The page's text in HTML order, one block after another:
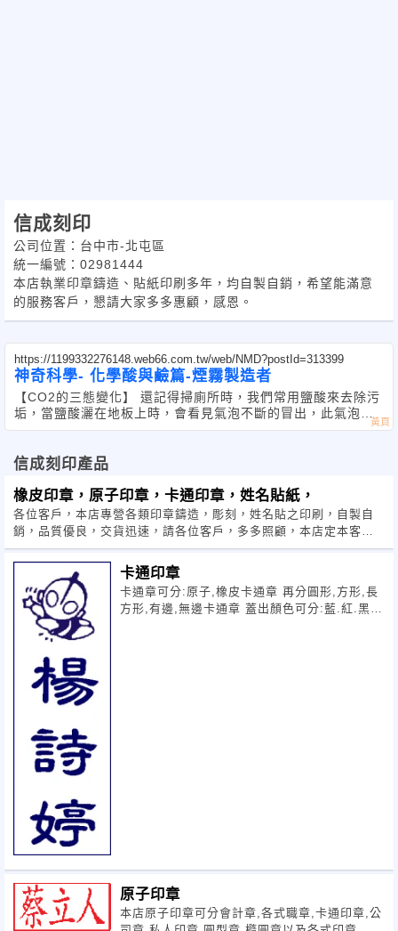
信成刻印
公司位置：台中市-北屯區
統一編號：02981444
本店執業印章鑄造、貼紙印刷多年，均自製自銷，希望能滿意
的服務客戶，懇請大家多多惠顧，感恩。
https://1199332276148.web66.com.tw/web/NMD?postId=313399
神奇科學- 化學酸與鹼篇-煙霧製造者
【CO2的三態變化】 還記得掃廁所時，我們常用鹽酸來去除污
垢，當鹽酸灑在地板上時，會看見氣泡不斷的冒出，此氣泡就
是二氧化碳。在本實驗中，教你了解二氧化碳的製造方法及其
信成刻印產品
橡皮印章，原子印章，卡通印章，姓名貼紙，
各位客戶，本店專營各類印章鑄造，彫刻，姓名貼之印刷，自製自
銷，品質優良，交貨迅速，請各位客戶，多多照顧，本店定本客戶
至上，服務第一的信念為大家服務，感恩。
卡通印章
卡通章可分:原子,橡皮卡通章 再分圓形,方形,長
方形,有邊,無邊卡通章 蓋出顏色可分:藍.紅.黑.
原子印章
本店原子印章可分會計章,各式職章,卡通印章,公